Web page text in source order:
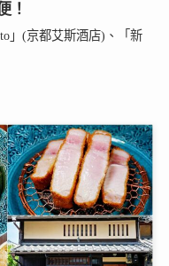
！
」(京都艾斯酒店)、「新